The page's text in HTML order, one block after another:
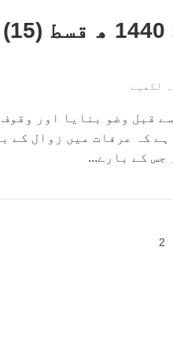
لکھیے
قبل وضو بنایا اور
کہ عرفات میں زوال کے
جس کے بارے...
2